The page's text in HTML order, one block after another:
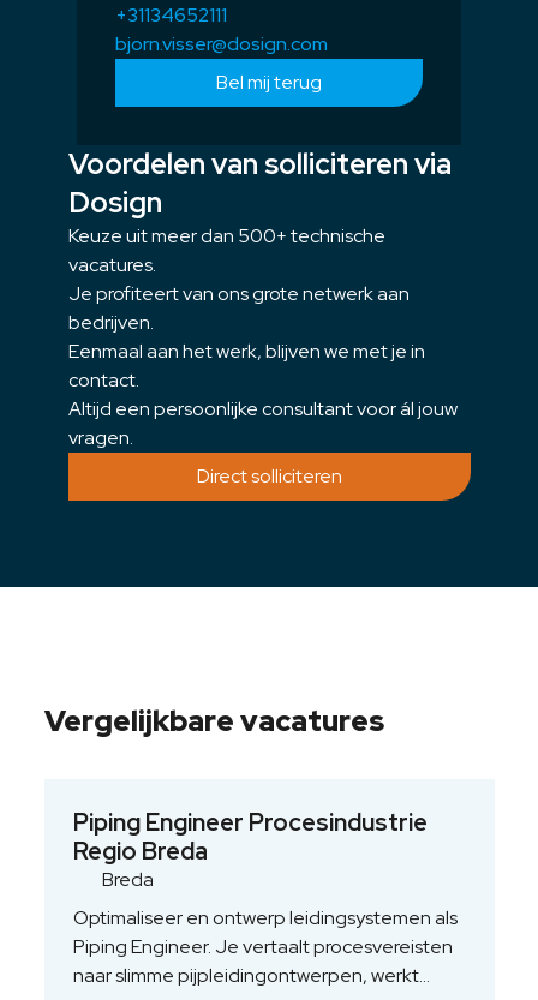
+31134652111
bjorn.visser@dosign.com
Bel mij terug
Voordelen van solliciteren via
Dosign
Keuze uit meer dan 500+ technische
vacatures.
Je profiteert van ons grote netwerk aan
bedrijven.
Eenmaal aan het werk, blijven we met je in
contact.
Altijd een persoonlijke consultant voor ál jouw
vragen.
Direct solliciteren
Vergelijkbare vacatures
Piping Engineer Procesindustrie
Regio Breda
Breda
Optimaliseer en ontwerp leidingsystemen als
Piping Engineer. Je vertaalt procesvereisten
naar slimme pijpleidingontwerpen, werkt